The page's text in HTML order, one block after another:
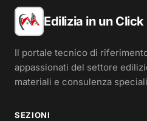
Edilizia in un Click
Il portale tecnico di
appassionati del settore
materiali e consulenza
SEZIONI